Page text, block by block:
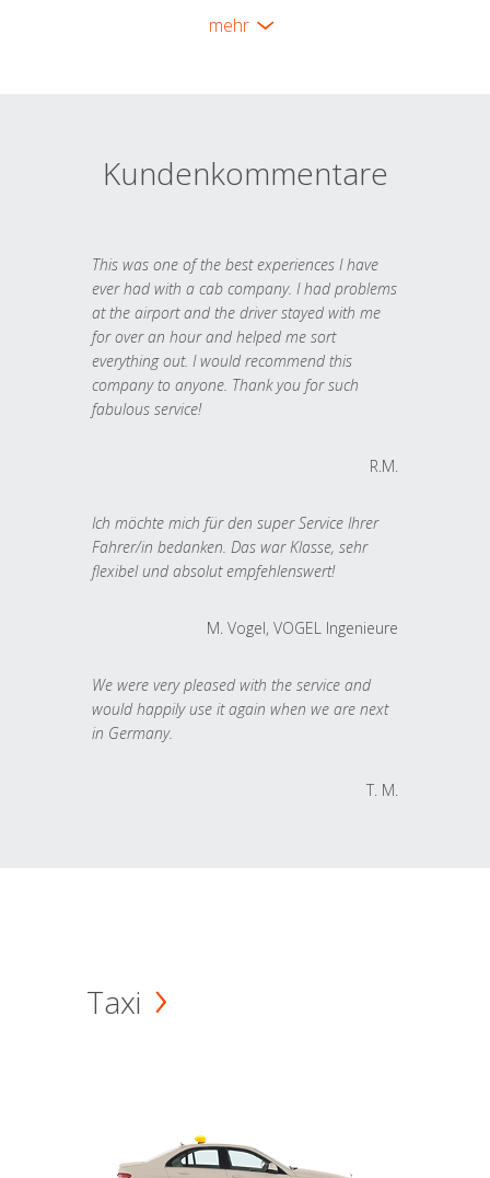
mehr
Kundenkommentare
This was one of the best experiences I have
ever had with a cab company. I had problems
at the airport and the driver stayed with me
for over an hour and helped me sort
everything out. I would recommend this
company to anyone. Thank you for such
fabulous service!
R.M.
Ich möchte mich für den super Service Ihrer
Fahrer/in bedanken. Das war Klasse, sehr
flexibel und absolut empfehlenswert!
M. Vogel, VOGEL Ingenieure
We were very pleased with the service and
would happily use it again when we are next
in Germany.
T. M.
Taxi